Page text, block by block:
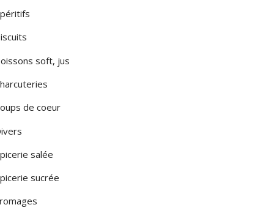
CAMPAGNIA
PUGLIA
MARCHE
soft, jus
de coeur
salée
sucrée